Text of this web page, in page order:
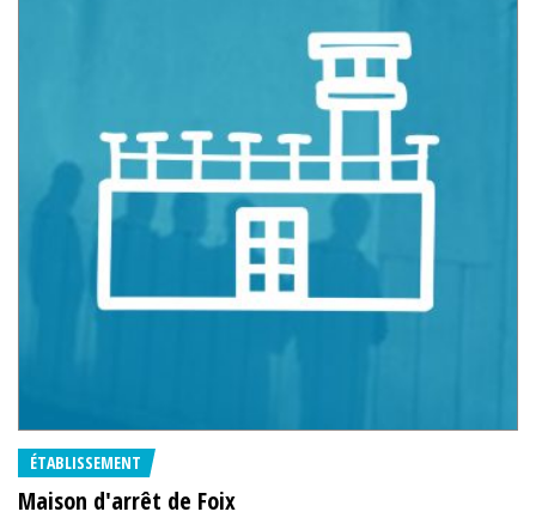
ÉTABLISSEMENT
Maison d'arrêt de Foix